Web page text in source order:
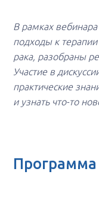
В рамках
подходы к терапии
рака, разобраны
Участие в
практические
и узнать что-то
Программа